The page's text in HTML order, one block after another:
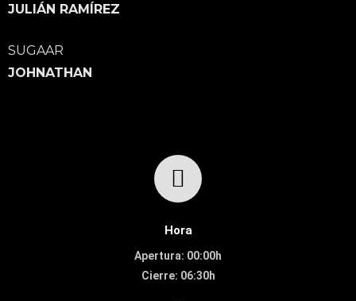
JULIÁN RAMÍREZ
SUGAAR
JOHNATHAN
Hora
Apertura: 00:00h
Cierre: 06:30h